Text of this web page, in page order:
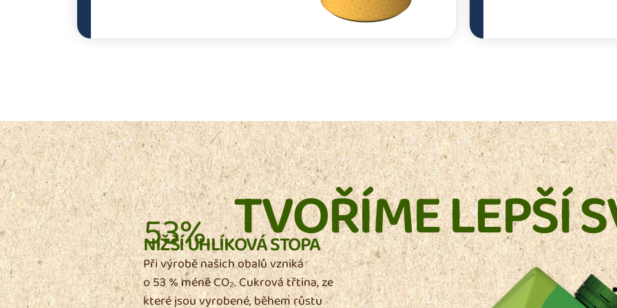
TVOŘÍME LEPŠÍ
53%
NIŽŠÍ UHLÍKOVÁ STOPA
Při výrobě našich obalů vzniká
o 53 % méně CO₂. Cukrová třtina, ze
které jsou vyrobené, během růstu